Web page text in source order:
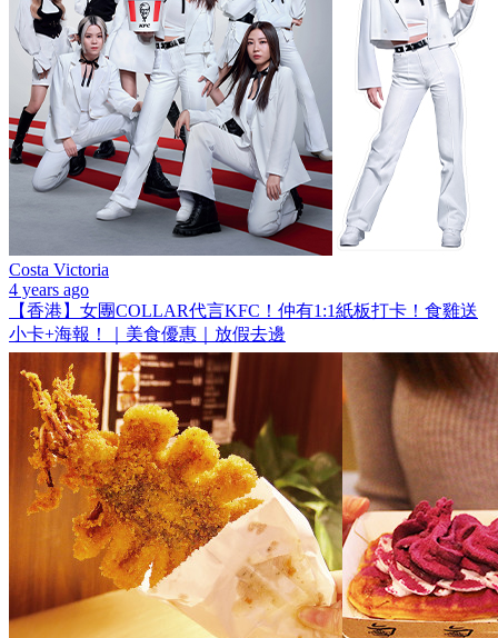
Costa Victoria
4 years ago
【香港】女團COLLAR代言KFC！仲有1:1紙板打卡！食雞送
小卡+海報！｜美食優惠｜放假去邊